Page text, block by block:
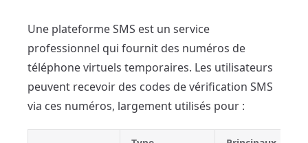
Une plateforme SMS est un service
professionnel qui fournit des numéros de
téléphone virtuels temporaires. Les utilisateurs
peuvent recevoir des codes de vérification SMS
via ces numéros, largement utilisés pour :